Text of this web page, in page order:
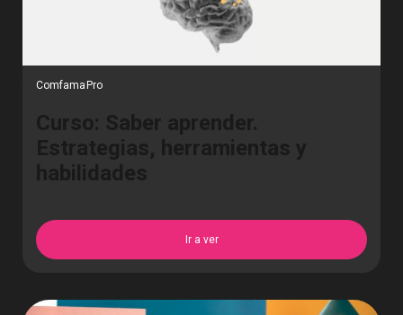
ComfamaPro
Curso: Saber aprender.
Estrategias, herramientas y
habilidades
Ir a ver